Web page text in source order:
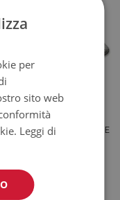
TAPPETO MODERNO
DA COSTRUZIONE
PREZZO:
COMPRA
per
sito web
Leggi di